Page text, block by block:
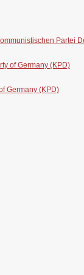
Partei
of Germany (KPD)
Germany (KPD)